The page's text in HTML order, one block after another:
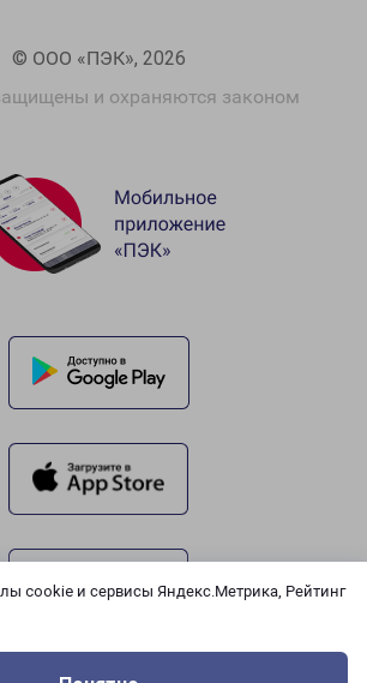
cookie и сервисы Яндекс.Метрика, Рейтинг
© ООО «ПЭК», 2026
и охраняются законом